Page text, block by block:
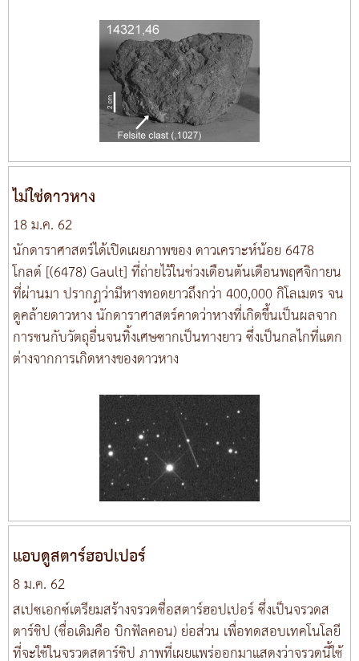
ไม่ใช่ดาวหาง
18 ม.ค. 62
นักดาราศาสตร์ได้เปิดเผยภาพของ ดาวเคราะห์น้อย 6478
โกลต์ [(6478) Gault] ที่ถ่ายไว้ในช่วงเดือนต้นเดือนพฤศจิกายน
ที่ผ่านมา ปรากฏว่ามีหางทอดยาวถึงกว่า 400,000 กิโลเมตร จน
ดูคล้ายดาวหาง นักดาราศาสตร์คาดว่าหางที่เกิดขึ้นเป็นผลจาก
การชนกับวัตถุอื่นจนทิ้งเศษซากเป็นทางยาว ซึ่งเป็นกลไกที่แตก
ต่างจากการเกิดหางของดาวหาง
แอบดูสตาร์ฮอปเปอร์
8 ม.ค. 62
สเปซเอกซ์เตรียมสร้างจรวดชื่อสตาร์ฮอปเปอร์ ซึ่งเป็นจรวดส
ตาร์ชิป (ชื่อเดิมคือ บิกฟัลคอน) ย่อส่วน เพื่อทดสอบเทคโนโลยี
ที่จะใช้ในจรวดสตาร์ชิป ภาพที่เผยแพร่ออกมาแสดงว่าจรวดนี้ใช้